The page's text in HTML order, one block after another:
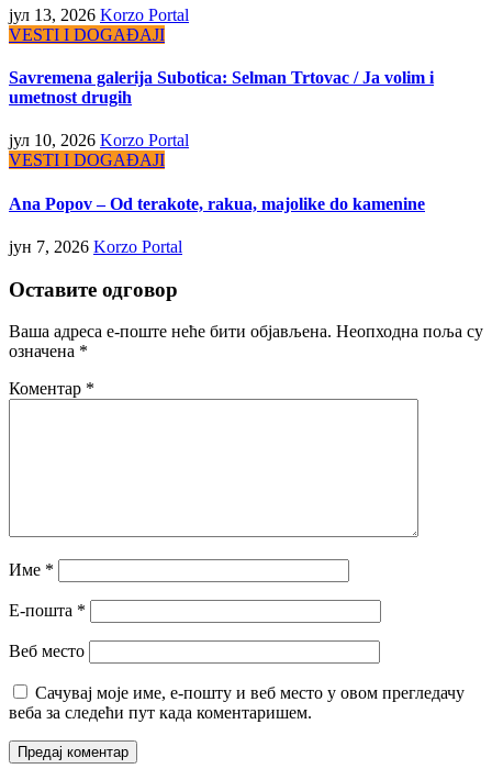
јул 13, 2026 Korzo Portal
VESTI I DOGAĐAJI
Savremena galerija Subotica: Selman Trtovac / Ja volim i
umetnost drugih
јул 10, 2026 Korzo Portal
VESTI I DOGAĐAJI
Ana Popov – Od terakote, rakua, majolike do kamenine
јун 7, 2026 Korzo Portal
Оставите одговор
Ваша адреса е-поште неће бити објављена. Неопходна поља су
означена *
Коментар *
Име *
Е-пошта *
Веб место
Сачувај моје име, е-пошту и веб место у овом прегледачу
веба за следећи пут када коментаришем.